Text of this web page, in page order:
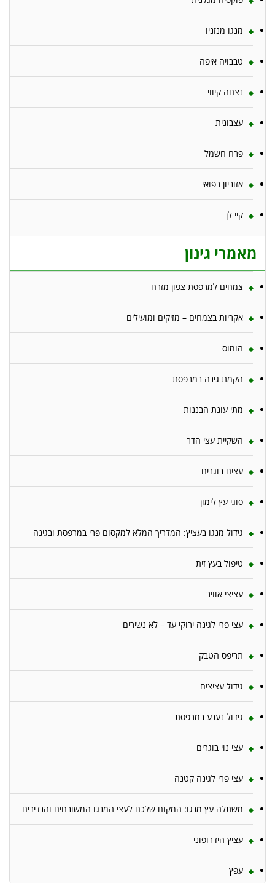
מנגו מנזניו
טבבויה איפה
נצחה קיווי
עצבונית
פרח חשמל
אזוביון רפואי
קיי לן
מאמרי גינון
צמחים למרפסת צפון מזרח
אקריות בצמחים – מזיקים ומועילים
הומוס
הקמת גינה במרפסת
מתי עונת הבננות
השקיית עצי הדר
עצים בוגרים
סוגי עץ לימון
גידול מנגו בעציץ: המדריך המלא למקסום פרי במרפסת ובגינה
טיפול בעץ זית
עציצי אוויר
עצי פרי לגינה ירוקי עד – לא נשירים
תריפס הטבק
גידול עציצים
גידול נענע במרפסת
עצי נוי בוגרים
עצי פרי לגינה קטנה
משתלה עץ מנגו: המקום שלכם לעצי המנגו המשובחים והנדירים
עציץ הידרופוני
עפץ